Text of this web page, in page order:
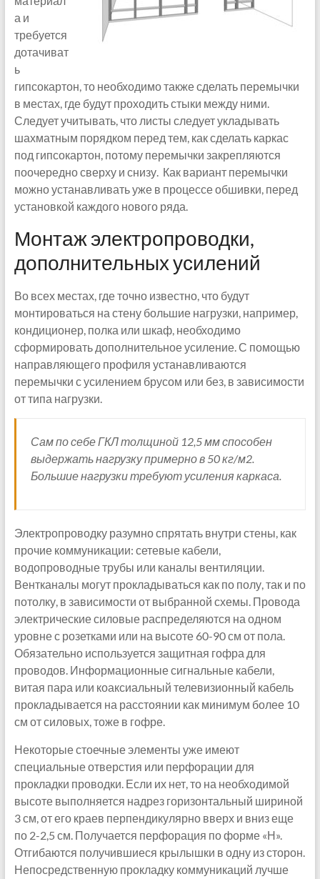
а и
требуется
дотачиват
ь
гипсокартон, то необходимо также сделать перемычки
в местах, где будут проходить стыки между ними.
Следует учитывать, что листы следует укладывать
шахматным порядком перед тем, как сделать каркас
под гипсокартон, потому перемычки закрепляются
поочередно сверху и снизу. Как вариант перемычки
можно устанавливать уже в процессе обшивки, перед
установкой каждого нового ряда.
Монтаж электропроводки,
дополнительных усилений
Во всех местах, где точно известно, что будут
монтироваться на стену большие нагрузки, например,
кондиционер, полка или шкаф, необходимо
сформировать дополнительное усиление. С помощью
направляющего профиля устанавливаются
перемычки с усилением брусом или без, в зависимости
от типа нагрузки.
Сам по себе ГКЛ толщиной 12,5 мм способен
выдержать нагрузку примерно в 50 кг/м2.
Большие нагрузки требуют усиления каркаса.
Электропроводку разумно спрятать внутри стены, как
прочие коммуникации: сетевые кабели,
водопроводные трубы или каналы вентиляции.
Вентканалы могут прокладываться как по полу, так и по
потолку, в зависимости от выбранной схемы. Провода
электрические силовые распределяются на одном
уровне с розетками или на высоте 60-90 см от пола.
Обязательно используется защитная гофра для
проводов. Информационные сигнальные кабели,
витая пара или коаксиальный телевизионный кабель
прокладывается на расстоянии как минимум более 10
см от силовых, тоже в гофре.
Некоторые стоечные элементы уже имеют
специальные отверстия или перфорации для
прокладки проводки. Если их нет, то на необходимой
высоте выполняется надрез горизонтальный шириной
3 см, от его краев перпендикулярно вверх и вниз еще
по 2-2,5 см. Получается перфорация по форме «Н».
Отгибаются получившиеся крылышки в одну из сторон.
Непосредственную прокладку коммуникаций лучше